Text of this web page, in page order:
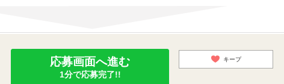
応募画面へ進む
1分で応募完了!!
キープ